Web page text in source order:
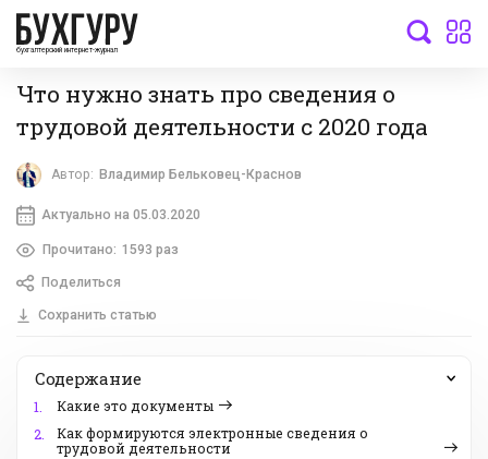
бухгалтерский интернет-журнал
Что нужно знать про сведения о
трудовой деятельности с 2020 года
Автор: Владимир Бельковец-Краснов
Актуально на 05.03.2020
Прочитано: 1593 раз
Поделиться
Сохранить статью
Содержание
1.
Какие это документы
2.
Как формируются электронные сведения о
трудовой деятельности